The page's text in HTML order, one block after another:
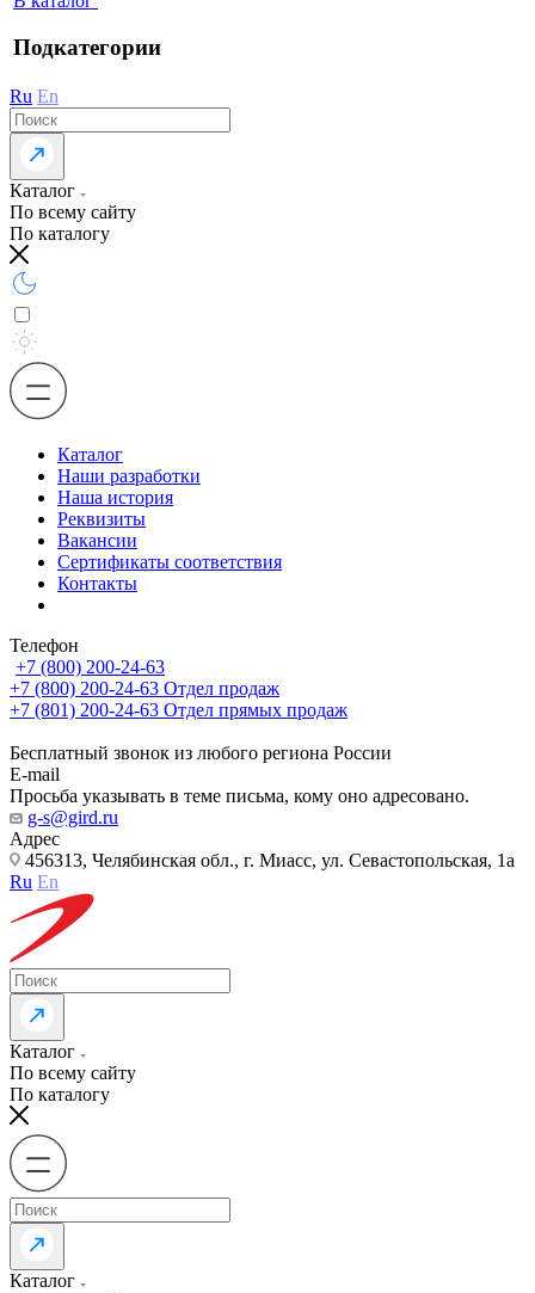
Подкатегории
Ru En
Каталог
По всему сайту
По каталогу
Каталог
Наши разработки
Наша история
Реквизиты
Вакансии
Сертификаты соответствия
Контакты
Телефон
+7 (800) 200-24-63
+7 (800) 200-24-63 Отдел продаж
+7 (801) 200-24-63 Отдел прямых продаж
Бесплатный звонок из любого региона России
E-mail
Просьба указывать в теме письма, кому оно адресовано.
g-s@gird.ru
Адрес
456313, Челябинская обл., г. Миасс, ул. Севастопольская, 1а
Ru En
Каталог
По всему сайту
По каталогу
Каталог